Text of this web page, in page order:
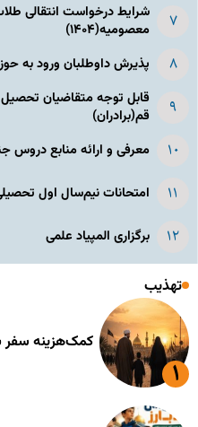
شرایط درخواست انتقالی
معصومیه(۱۴۰۴)
پذیرش داوطلبان ورود به حوزه های
قابل توجه متقاضیان
قم(برادران)
معرفی و ارائه منابع دروس
امتحانات نیم‌سال اول تحصیلی ۱۴۰۲-
برگزاری المپیاد علمی
تهذیب
کمک‌هزینه سفر